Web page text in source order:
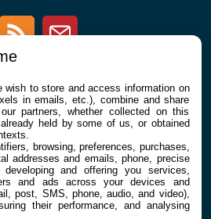
Youtube RSS Newsletter
À PROPOS
Contact
wish to store and access information on
in emails, etc.), combine and share
partners, whether collected on this
held by some of us, or obtained
browsing, preferences, purchases,
addresses and emails, phone, precise
and offering you services,
and ads across your devices and
post, SMS, phone, audio, and video),
their performance, and analysing